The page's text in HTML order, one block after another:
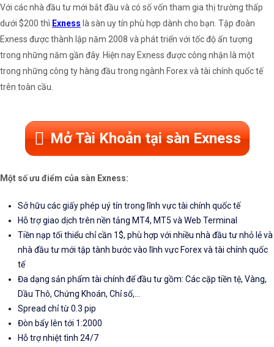
Với các nhà đầu tư mới bắt đầu và có số vốn tham gia thị trường thấp
dưới $200 thì Exness là sàn uy tín phù hợp dành cho bạn. Tập đoàn
Exness được thành lập năm 2008 và phát triển với tốc độ ấn tượng
trong những năm gần đây. Hiện nay Exness được công nhận là một
trong những công ty hàng đầu trong ngành Forex và tài chính quốc tế
trên toàn cầu.
Mở Tài Khoản tại sàn Exness
Một số ưu điểm của sàn Exness:
Sở hữu các giấy phép uý tín trong lĩnh vực tài chính quốc tế
Hỗ trợ giao dịch trên nền tảng MT4, MT5 và Web Terminal
Tiền nạp tối thiểu chỉ cần 1$, phù hợp với nhiều nhà đầu tư nhỏ lẻ và
nhà đầu tư mới tập tành bước vào lĩnh vực Forex và tài chính quốc
tế
Đa dạng sản phẩm tài chính để đầu tư gồm: Các cặp tiền tệ, Vàng,
Dầu Thô, Chứng Khoán, Chỉ số,...
Spread chỉ từ 0.3 pip
Đòn bẩy lên tới 1:2000
Hỗ trợ nhiệt tình 24/7